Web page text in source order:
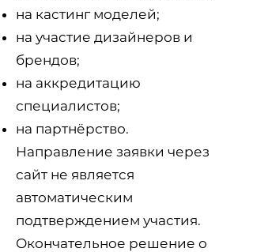
на кастинг моделей;
на участие дизайнеров и
брендов;
на аккредитацию
специалистов;
на партнёрство.
Направление заявки через
сайт не является
автоматическим
подтверждением участия.
Окончательное решение о